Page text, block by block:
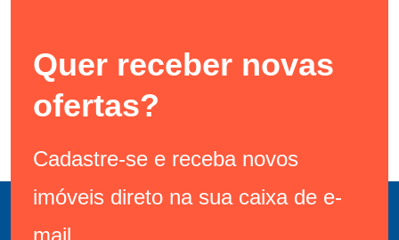
Quer receber novas
ofertas?
Cadastre-se e receba novos
imóveis direto na sua caixa de e-
mail